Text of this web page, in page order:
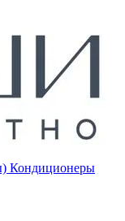
Кондиционеры